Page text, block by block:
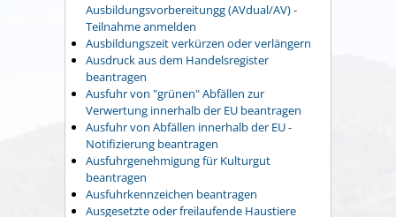
Ausbildungsvorbereitungg (AVdual/AV) -
Teilnahme anmelden
Ausbildungszeit verkürzen oder verlängern
Ausdruck aus dem Handelsregister
beantragen
Ausfuhr von "grünen" Abfällen zur
Verwertung innerhalb der EU beantragen
Ausfuhr von Abfällen innerhalb der EU -
Notifizierung beantragen
Ausfuhrgenehmigung für Kulturgut
beantragen
Ausfuhrkennzeichen beantragen
Ausgesetzte oder freilaufende Haustiere